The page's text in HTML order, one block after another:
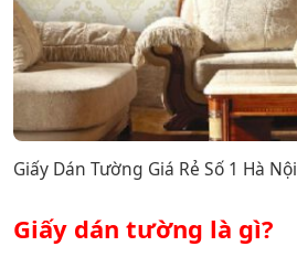
Giấy Dán Tường Giá Rẻ Số 1 Hà Nội
Giấy dán tường là gì?